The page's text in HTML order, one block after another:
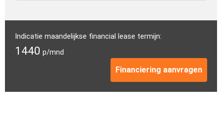
Indicatie maandelijkse financial lease termijn:
1440 p/mnd
Financiering aanvragen